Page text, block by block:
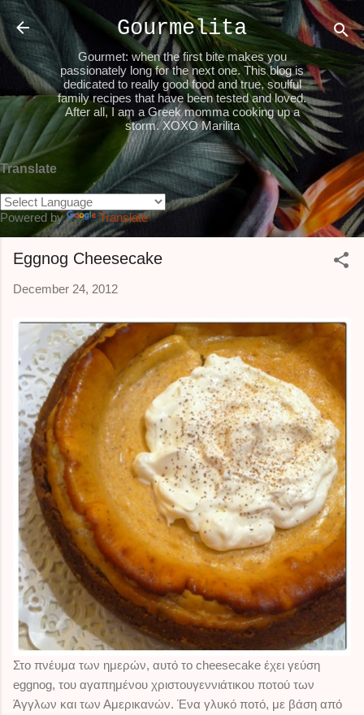
Skip to main content
Gourmelita
Gourmet: when the first bite makes you
passionately long for the next one. This blog is
dedicated to really good food and true, soulful
family recipes that have been tested and loved.
After all, I am a Greek momma cooking up a
storm. XOXO Marilita
Translate
Powered by Translate
Eggnog Cheesecake
December 24, 2012
Στο πνέυμα των ημερών, αυτό το cheesecake έχει γεύση
eggnog, του αγαπημένου χριστουγεννιάτικου ποτού των
Άγγλων και των Αμερικανών. Ένα γλυκό ποτό, με βάση από